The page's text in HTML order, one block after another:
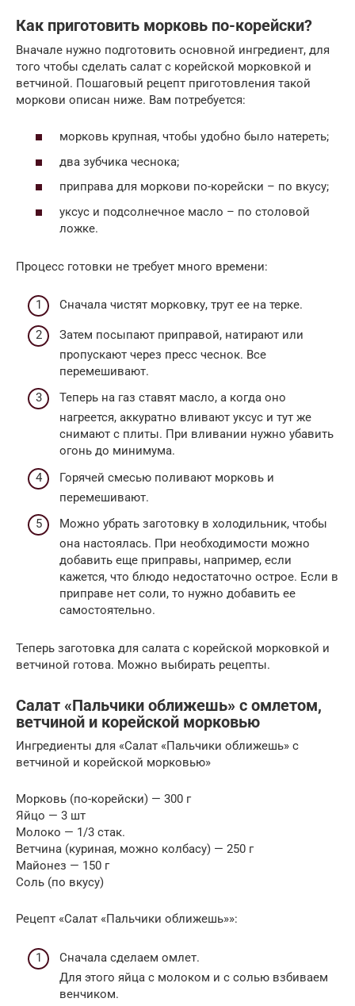
Как приготовить морковь по-корейски?
Вначале нужно подготовить основной ингредиент, для
того чтобы сделать салат с корейской морковкой и
ветчиной. Пошаговый рецепт приготовления такой
моркови описан ниже. Вам потребуется:
морковь крупная, чтобы удобно было натереть;
два зубчика чеснока;
приправа для моркови по-корейски – по вкусу;
уксус и подсолнечное масло – по столовой
ложке.
Процесс готовки не требует много времени:
Сначала чистят морковку, трут ее на терке.
Затем посыпают приправой, натирают или
пропускают через пресс чеснок. Все
перемешивают.
Теперь на газ ставят масло, а когда оно
нагреется, аккуратно вливают уксус и тут же
снимают с плиты. При вливании нужно убавить
огонь до минимума.
Горячей смесью поливают морковь и
перемешивают.
Можно убрать заготовку в холодильник, чтобы
она настоялась. При необходимости можно
добавить еще приправы, например, если
кажется, что блюдо недостаточно острое. Если в
приправе нет соли, то нужно добавить ее
самостоятельно.
Теперь заготовка для салата с корейской морковкой и
ветчиной готова. Можно выбирать рецепты.
Салат «Пальчики оближешь» с омлетом,
ветчиной и корейской морковью
Ингредиенты для «Салат «Пальчики оближешь» с
ветчиной и корейской морковью»
Морковь (по-корейски) — 300 г
Яйцо — 3 шт
Молоко — 1/3 стак.
Ветчина (куриная, можно колбасу) — 250 г
Майонез — 150 г
Соль (по вкусу)
Рецепт «Салат «Пальчики оближешь»»:
Сначала сделаем омлет.
Для этого яйца с молоком и с солью взбиваем
венчиком.